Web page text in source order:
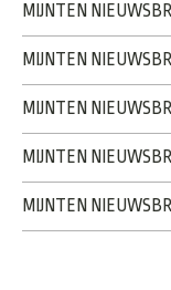
MIJNTEN
MIJNTEN
MIJNTEN
MIJNTEN
MIJNTEN